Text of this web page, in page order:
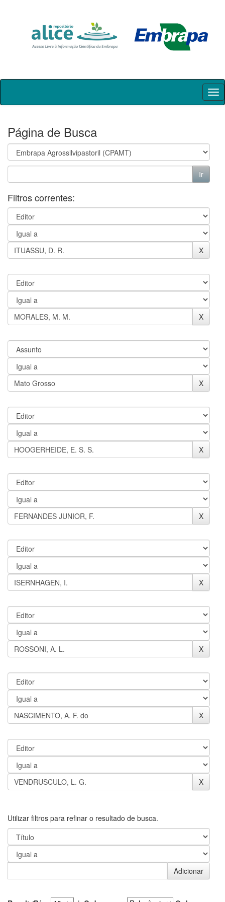
Skip
Página de Busca
Filtros correntes:
Utilizar filtros para refinar o resultado de busca.